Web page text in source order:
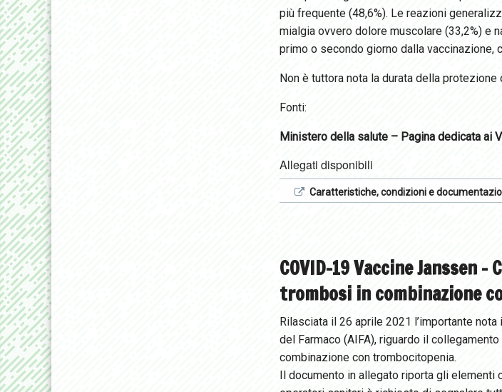
più frequente (48,6%). Le reazioni
mialgia ovvero dolore muscolare (33,2%) e
primo o secondo giorno dalla vaccinazione,
Non è tuttora nota la durata della
Fonti:
Ministero della salute – Pagina dedicata ai
Allegati disponibili
Caratteristiche, condizioni e
COVID-19 Vaccine Janssen
trombosi in combinazione
Rilasciata il 26 aprile 2021 l’importante
del Farmaco (AIFA), riguardo il
combinazione con trombocitopenia.
Il documento in allegato riporta gli